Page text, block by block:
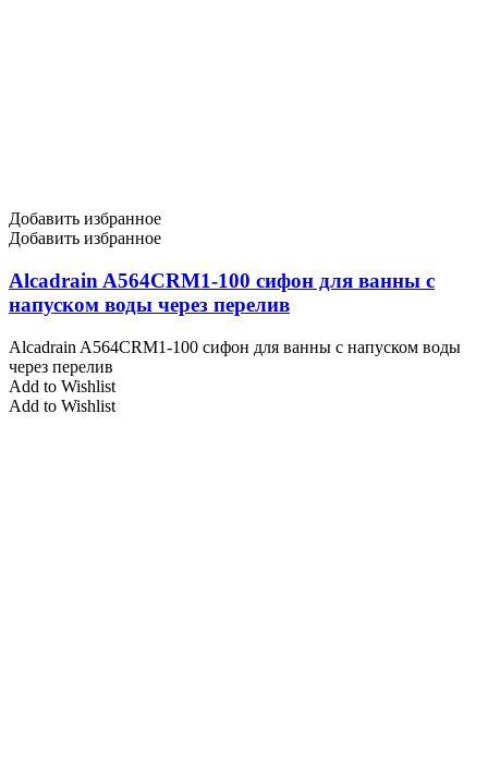
Добавить избранное
Добавить избранное
Alcadrain A564CRM1-100 сифон для ванны с
напуском воды через перелив
Alcadrain A564CRM1-100 сифон для ванны с напуском воды
через перелив
Add to Wishlist
Add to Wishlist